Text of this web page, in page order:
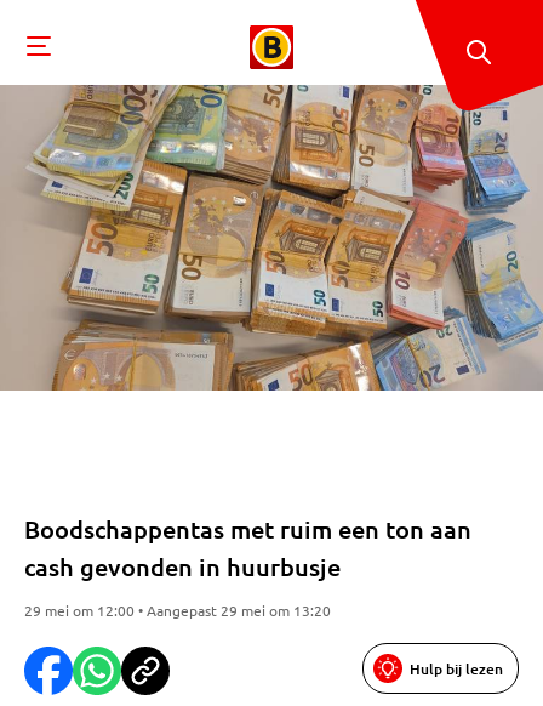
Boodschappentas met ruim een ton aan
cash gevonden in huurbusje
29 mei om 12:00 • Aangepast 29 mei om 13:20
Hulp bij lezen